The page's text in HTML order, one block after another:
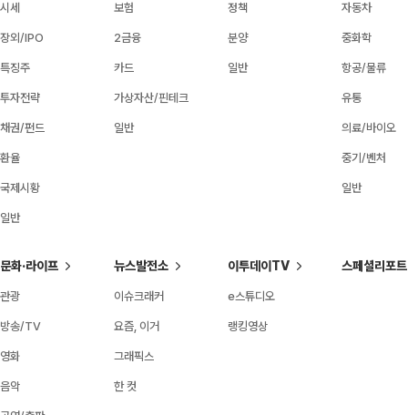
시세
장외/IPO
특징주
투자전략
채권/펀드
환율
국제시황
일반
보험
2금융
카드
가상자산/핀테크
일반
정책
분양
일반
자동차
중화학
항공/물류
유통
의료/바이오
중기/벤처
일반
문화·라이프
관광
방송/TV
영화
음악
뉴스발전소
이슈크래커
요즘, 이거
그래픽스
한 컷
이투데이TV
e스튜디오
랭킹영상
스페셜리포트